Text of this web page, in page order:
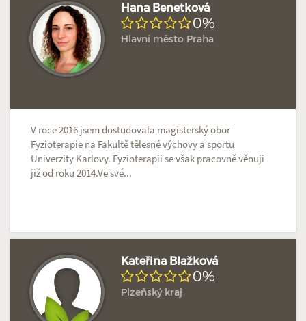
Hana Benetková
0%
Hlavní město Praha
V roce 2016 jsem dostudovala magisterský obor
Fyzioterapie na Fakultě tělesné výchovy a sportu
Univerzity Karlovy. Fyzioterapii se však pracovně věnuji
již od roku 2014.Ve své...
Kateřina Blažková
0%
Plzeňský kraj
Doposud žádné hodnocení Profil terapeuta
Doposud žádné hodnocení